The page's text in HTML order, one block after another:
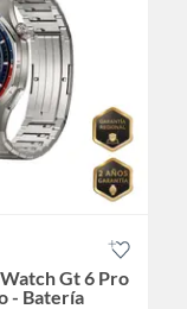
Gt 6 Pro
- Batería